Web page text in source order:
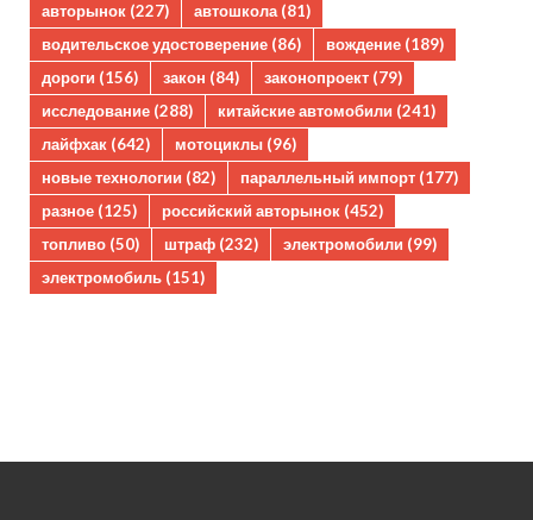
авторынок (227) автошкола(81)
водительское удостоверение (86) вождение (189)
дороги (156) закон (84) законопроект (79)
исследование (288) китайские автомобили (241)
лайфхак (642) мотоциклы (96)
новые технологии (82) параллельный импорт (177)
разное (125) российский авторынок (452)
топливо (50) штраф (232) электромобили (99)
электромобиль (151)